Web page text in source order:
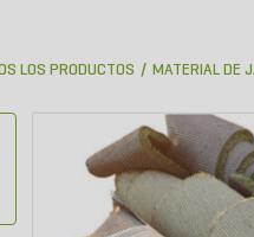
LOS PRODUCTOS MATERIAL DE